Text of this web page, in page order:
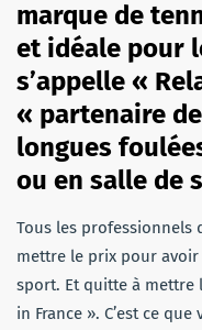
marque de
et idéale pour
s’appelle «
« partenaire
longues
ou en salle de
Tous les professionnels
mettre le prix pour
sport. Et quitte à mettre
in France ». C’est ce